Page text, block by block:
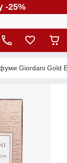
-25%
Giordani Gold